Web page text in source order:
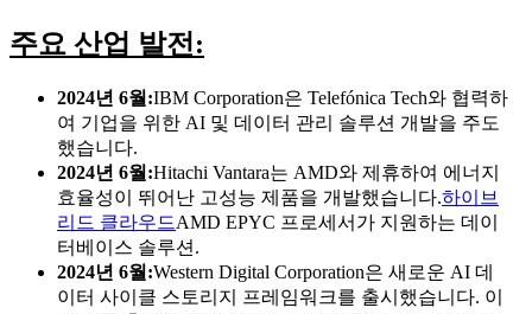
주요 산업 발전:
2024년 6월:IBM Corporation은 Telefónica Tech와 협력하
여 기업을 위한 AI 및 데이터 관리 솔루션 개발을 주도
했습니다.
2024년 6월:Hitachi Vantara는 AMD와 제휴하여 에너지
효율성이 뛰어난 고성능 제품을 개발했습니다.하이브
리드 클라우드AMD EPYC 프로세서가 지원하는 데이
터베이스 솔루션.
2024년 6월:Western Digital Corporation은 새로운 AI 데
이터 사이클 스토리지 프레임워크를 출시했습니다. 이